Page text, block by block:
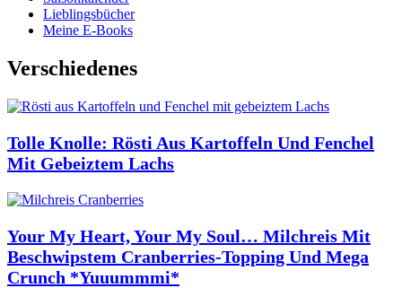
Lieblingsbücher
Meine E-Books
Verschiedenes
Tolle Knolle: Rösti Aus Kartoffeln Und Fenchel
Mit Gebeiztem Lachs
Your My Heart, Your My Soul… Milchreis Mit
Beschwipstem Cranberries-Topping Und Mega
Crunch *yuuummmi*